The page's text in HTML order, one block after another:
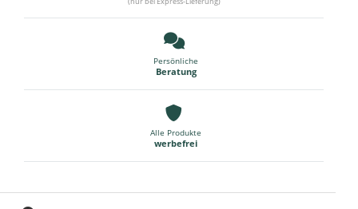
Persönliche
Beratung
Alle Produkte
werbefrei